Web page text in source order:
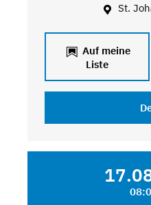
St.
Auf meine
Liste